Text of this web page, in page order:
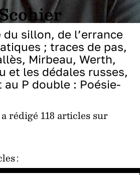
du sillon, de l’errance
; traces de pas,
Mirbeau, Werth,
et les dédales russes,
au P double : Poésie-
rédigé 118 articles sur
: